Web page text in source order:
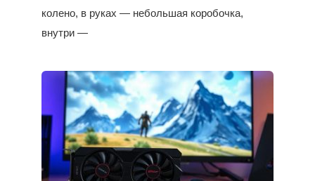
колено, в руках — небольшая коробочка,
внутри —